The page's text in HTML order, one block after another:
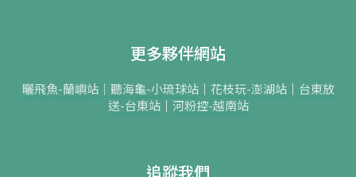
更多夥伴網站
曬飛魚-蘭嶼站｜ 聽海龜-小琉球站｜ 花枝玩-澎湖站｜ 台東放
送-台東站｜ 河粉控-越南站
追蹤我們